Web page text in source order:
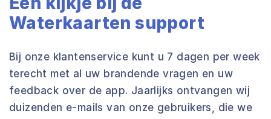
Waterkaarten support
Bij onze klantenservice kunt u 7 dagen per week
terecht met al uw brandende vragen en uw
feedback over de app. Jaarlijks ontvangen wij
duizenden e-mails van onze gebruikers, die we